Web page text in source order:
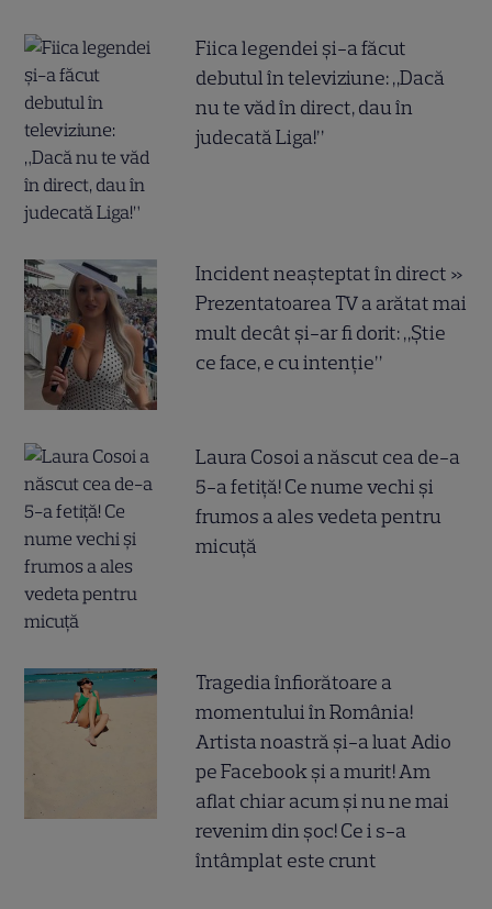
Fiica legendei și-a făcut
debutul în televiziune: „Dacă
nu te văd în direct, dau în
judecată Liga!”
Incident neașteptat în direct »
Prezentatoarea TV a arătat mai
mult decât și-ar fi dorit: „Știe
ce face, e cu intenție”
Laura Cosoi a născut cea de-a
5-a fetiță! Ce nume vechi și
frumos a ales vedeta pentru
micuță
Tragedia înfiorătoare a
momentului în România!
Artista noastră și-a luat Adio
pe Facebook și a murit! Am
aflat chiar acum și nu ne mai
revenim din șoc! Ce i s-a
întâmplat este crunt